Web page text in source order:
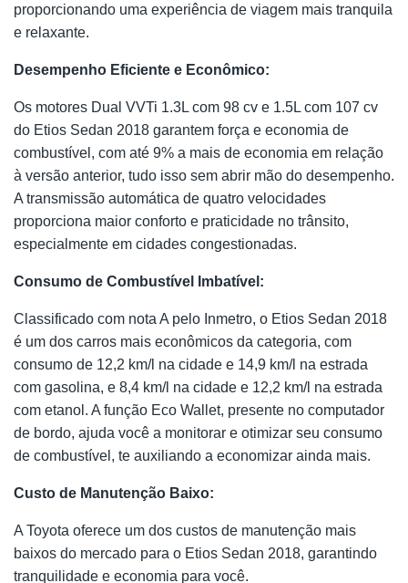
proporcionando uma experiência de viagem mais tranquila
e relaxante.
Desempenho Eficiente e Econômico:
Os motores Dual VVTi 1.3L com 98 cv e 1.5L com 107 cv
do Etios Sedan 2018 garantem força e economia de
combustível, com até 9% a mais de economia em relação
à versão anterior, tudo isso sem abrir mão do desempenho.
A transmissão automática de quatro velocidades
proporciona maior conforto e praticidade no trânsito,
especialmente em cidades congestionadas.
Consumo de Combustível Imbatível:
Classificado com nota A pelo Inmetro, o Etios Sedan 2018
é um dos carros mais econômicos da categoria, com
consumo de 12,2 km/l na cidade e 14,9 km/l na estrada
com gasolina, e 8,4 km/l na cidade e 12,2 km/l na estrada
com etanol. A função Eco Wallet, presente no computador
de bordo, ajuda você a monitorar e otimizar seu consumo
de combustível, te auxiliando a economizar ainda mais.
Custo de Manutenção Baixo:
A Toyota oferece um dos custos de manutenção mais
baixos do mercado para o Etios Sedan 2018, garantindo
tranquilidade e economia para você.